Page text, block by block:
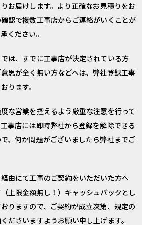
お届けします。より正確なお見積りをお
認で複数工事店からご連絡がいくことが
ください。
は、すでに工事店が決定されている方
思が全く無い方などへは、弊社登録工事
ります。
な営業を控えるよう厳重な注意を行って
事店には即時弊社から登録を解除できる
、何か問題がございましたら弊社までご
由にて工事のご契約をいただいた方へ
上限金額無し！）キャッシュバックとし
りますので、ご契約が成立次第、規定の
ださいますようお願い申し上げます。